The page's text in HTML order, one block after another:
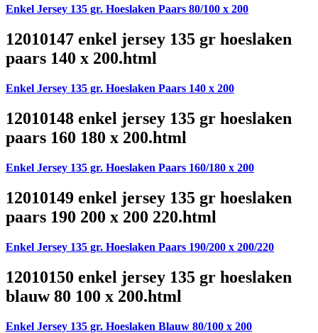
Enkel Jersey 135 gr. Hoeslaken Paars 80/100 x 200
12010147 enkel jersey 135 gr hoeslaken
paars 140 x 200.html
Enkel Jersey 135 gr. Hoeslaken Paars 140 x 200
12010148 enkel jersey 135 gr hoeslaken
paars 160 180 x 200.html
Enkel Jersey 135 gr. Hoeslaken Paars 160/180 x 200
12010149 enkel jersey 135 gr hoeslaken
paars 190 200 x 200 220.html
Enkel Jersey 135 gr. Hoeslaken Paars 190/200 x 200/220
12010150 enkel jersey 135 gr hoeslaken
blauw 80 100 x 200.html
Enkel Jersey 135 gr. Hoeslaken Blauw 80/100 x 200